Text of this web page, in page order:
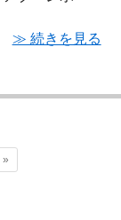
≫ 続きを見る
»